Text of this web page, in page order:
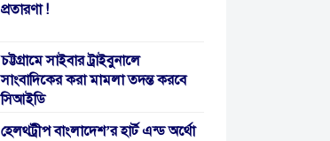
প্রতারণা !
চট্টগ্রামে সাইবার ট্রাইবুনালে
সাংবাদিকের করা মামলা তদন্ত করবে
সিআইডি
হেলথট্রীপ বাংলাদেশ’র হার্ট এন্ড অর্থো